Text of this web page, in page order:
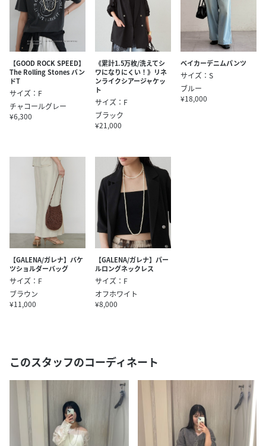
【GOOD ROCK SPEED】
The Rolling Stones バン
ドT
サイズ：F
チャコールグレー
¥6,300
《累計1.5万枚/洗えてシ
ワになりにくい！》リネ
ンライクシアージャケッ
ト
サイズ：F
ブラック
¥21,000
ベイカーデニムパンツ
サイズ：S
ブルー
¥18,000
【GALENA/ガレナ】バケ
ツショルダーバッグ
サイズ：F
ブラウン
¥11,000
【GALENA/ガレナ】パー
ルロングネックレス
サイズ：F
オフホワイト
¥8,000
このスタッフのコーディネート